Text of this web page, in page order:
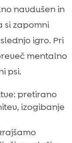
navdušen in
si zapomni
igro. Pri
mentalno
psi.
pretirano
izogibanje